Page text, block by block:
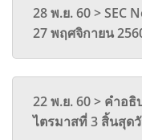
28 พ.ย. 60 > SEC
27 พฤศจิกายน
22 พ.ย. 60 > คำอ
ไตรมาสที่ 3 สิ้นสุด